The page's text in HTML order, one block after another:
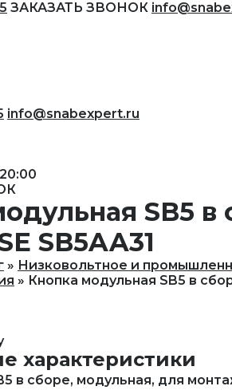
ЗАКАЗАТЬ ЗВОНОК
info@snabexpert.ru
SB5
SB5AA31
Низковольтное и
Кнопка модульная SB5 в
характеристики
в сборе, модульная, для